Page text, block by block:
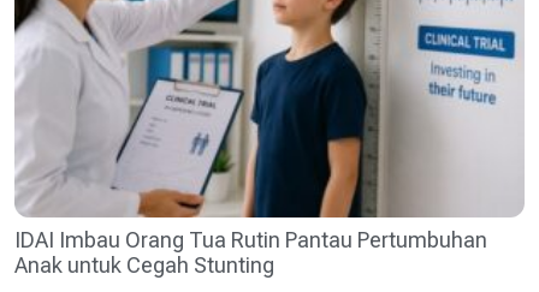
IDAI Imbau Orang Tua Rutin Pantau Pertumbuhan
Anak untuk Cegah Stunting